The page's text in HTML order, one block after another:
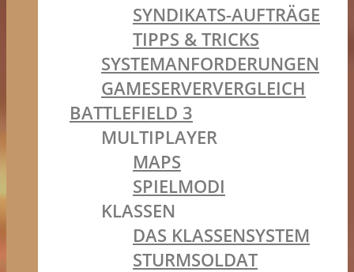
SYNDIKATS-AUFTRÄGE
TIPPS & TRICKS
SYSTEMANFORDERUNGEN
GAMESERVERVERGLEICH
BATTLEFIELD 3
MULTIPLAYER
MAPS
SPIELMODI
KLASSEN
DAS KLASSENSYSTEM
STURMSOLDAT